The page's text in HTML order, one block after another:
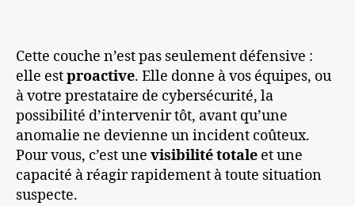
Cette couche n’est pas seulement défensive :
elle estproactive. Elle donne à vos équipes, ou
à votre prestataire de cybersécurité, la
possibilité d’intervenir tôt, avant qu’une
anomalie ne devienne un incident coûteux.
Pour vous, c’est une visibilité totale et une
capacité à réagir rapidement à toute situation
suspecte.